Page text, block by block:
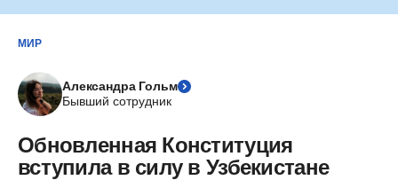
МИР
Александра Гольм
Бывший сотрудник
Обновленная Конституция
вступила в силу в Узбекистане